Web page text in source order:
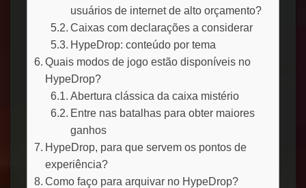
usuários de internet de alto orçamento?
Caixas com declarações a considerar
HypeDrop: conteúdo por tema
Quais modos de jogo estão disponíveis no
HypeDrop?
Abertura clássica da caixa mistério
Entre nas batalhas para obter maiores
ganhos
HypeDrop, para que servem os pontos de
experiência?
Como faço para arquivar no HypeDrop?